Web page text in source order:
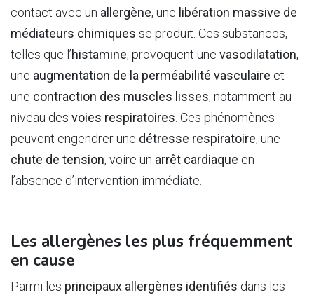
contact avec un allergène, une libération massive de
médiateurs chimiques se produit. Ces substances,
telles que l’histamine, provoquent une vasodilatation,
une augmentation de la perméabilité vasculaire et
une contraction des muscles lisses, notamment au
niveau des voies respiratoires . Ces phénomènes
peuvent engendrer une détresse respiratoire, une
chute de tension, voire un arrêt cardiaque en
l’absence d’intervention immédiate.
Les allergènes les plus fréquemment
en cause
Parmi les principaux allergènes identifiés dans les